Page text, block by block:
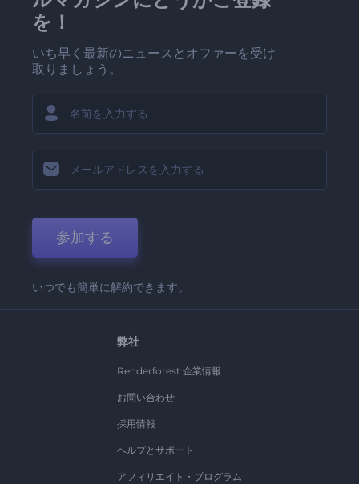
を！
いち早く最新のニュースとオファーを受け
取りましょう。
参加する
いつでも簡単に解約できます。
弊社
Renderforest 企業情報
お問い合わせ
採用情報
ヘルプとサポート
アフィリエイト・プログラム